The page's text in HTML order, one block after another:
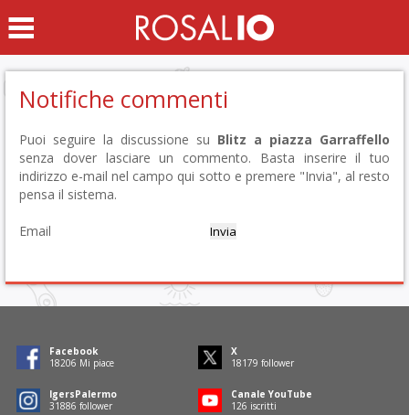
Notifiche commenti
Puoi seguire la discussione su Blitz a piazza Garraffello
senza dover lasciare un commento. Basta inserire il tuo
indirizzo e-mail nel campo qui sotto e premere "Invia", al resto
pensa il sistema.
Email
Facebook
18344 Mi piace
X
18317 follower
IgersPalermo
32128 follower
Canale YouTube
126 iscritti